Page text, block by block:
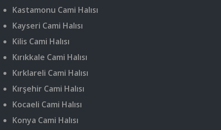
Kastamonu Cami Halısı
Kayseri Cami Halısı
Kilis Cami Halısı
Kırıkkale Cami Halısı
Kırklareli Cami Halısı
Kırşehir Cami Halısı
Kocaeli Cami Halısı
Konya Cami Halısı